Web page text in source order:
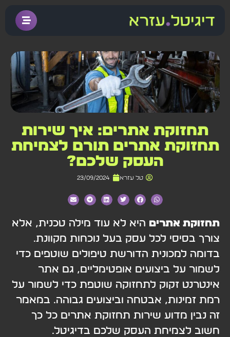
תחזוקת אתרים: איך שירות
תחזוקת אתרים תורם לצמיחת
העסק שלכם?
טל עזרא 23/09/2024
תחזוקת אתרים היא לא עוד מילה טכנית, אלא
צורך בסיסי לכל עסק בעל נוכחות מקוונת.
בדומה למכונית הדורשת טיפולים שוטפים כדי
לשמור על ביצועים אופטימליים, גם אתר
אינטרנט זקוק לתחזוקה שוטפת כדי לשמור על
רמת זמינות, אבטחה וביצועים גבוהה. במאמר
זה נבין מדוע שירות תחזוקת אתרים כל כך
חשוב לצמיחת העסק שלכם בדיגיטל.